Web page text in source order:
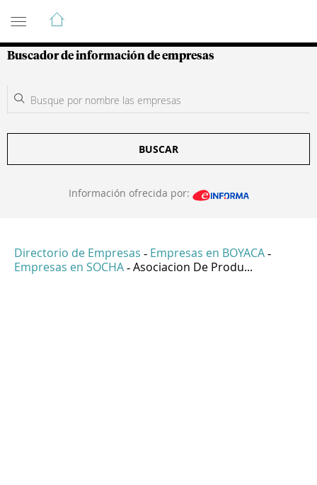
Guía de Empresas Colombianas
Buscador de información de empresas
BUSCAR
Información ofrecida por:
Directorio de Empresas - Empresas en BOYACA -
Empresas en SOCHA - Asociacion De Produ...